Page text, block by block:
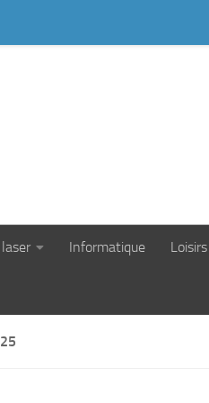
Informatique Loisirs